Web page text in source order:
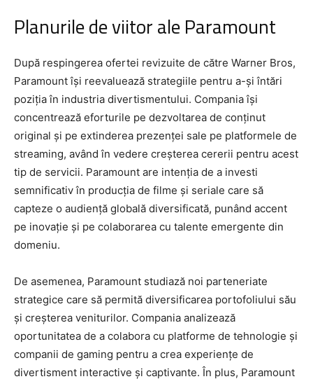
Planurile de viitor ale Paramount
După respingerea ofertei revizuite de către Warner Bros,
Paramount își reevaluează strategiile pentru a-și întări
poziția în industria divertismentului. Compania își
concentrează eforturile pe dezvoltarea de conținut
original și pe extinderea prezenței sale pe platformele de
streaming, având în vedere creșterea cererii pentru acest
tip de servicii. Paramount are intenția de a investi
semnificativ în producția de filme și seriale care să
capteze o audiență globală diversificată, punând accent
pe inovație și pe colaborarea cu talente emergente din
domeniu.
De asemenea, Paramount studiază noi parteneriate
strategice care să permită diversificarea portofoliului său
și creșterea veniturilor. Compania analizează
oportunitatea de a colabora cu platforme de tehnologie și
companii de gaming pentru a crea experiențe de
divertisment interactive și captivante. În plus, Paramount